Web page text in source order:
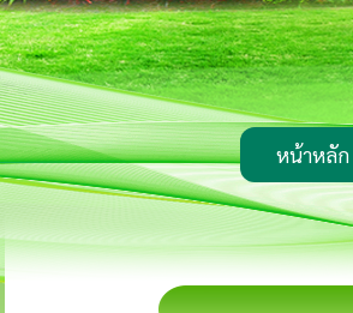
หน้าหลัก